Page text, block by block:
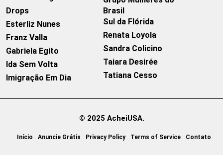
Drops
Esterliz Nunes
Franz Valla
Gabriela Egito
Ida Sem Volta
Imigração Em Dia
Brasil
Sul da Flórida
Renata Loyola
Sandra Colicino
Taiara Desirée
Tatiana Cesso
© 2025 AcheiUSA.
Início Anuncie Grátis Privacy Policy Terms of Service Contato